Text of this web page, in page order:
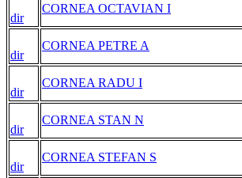
dir
CORNEA OCTAVIAN I
dir
CORNEA PETRE A
dir
CORNEA RADU I
dir
CORNEA STAN N
dir
CORNEA STEFAN S